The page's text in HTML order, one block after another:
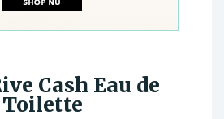
Cash Eau de
Toilette